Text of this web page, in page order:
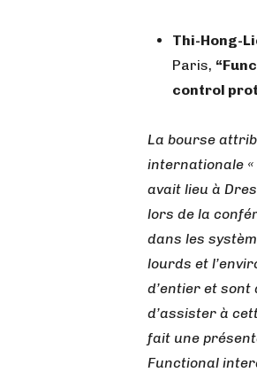
Thi-Hong-
Paris,
control
La bourse
internationale «
avait lieu à
lors de la
dans les
lourds et
d’entier et
d’assister à
fait une
Functional